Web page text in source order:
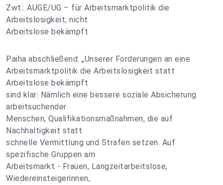
Zwt.: AUGE/UG – für Arbeitsmarktpolitik die
Arbeitslosigkeit, nicht
Arbeitslose bekämpft
Paiha abschließend: „Unserer Forderungen an eine
Arbeitsmarktpolitik die Arbeitslosigkeit statt
Arbeitslose bekämpft
sind klar: Nämlich eine bessere soziale Absicherung
arbeitsuchender
Menschen, Qualifikationsmaßnahmen, die auf
Nachhaltigkeit statt
schnelle Vermittlung und Strafen setzen. Auf
spezifische Gruppen am
Arbeitsmarkt - Frauen, Langzeitarbeitslose,
Wiedereinsteigerinnen,